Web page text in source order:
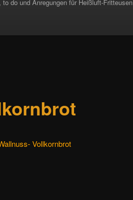
do und Anregungen für Heißluft-Fritteusen
Vollkornbrot